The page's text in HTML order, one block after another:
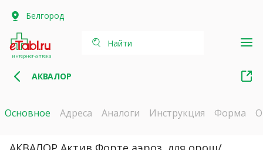
Белгород
интернет-аптека
Найти
АКВАЛОР
Основное Адреса Аналоги Инструкция Форма